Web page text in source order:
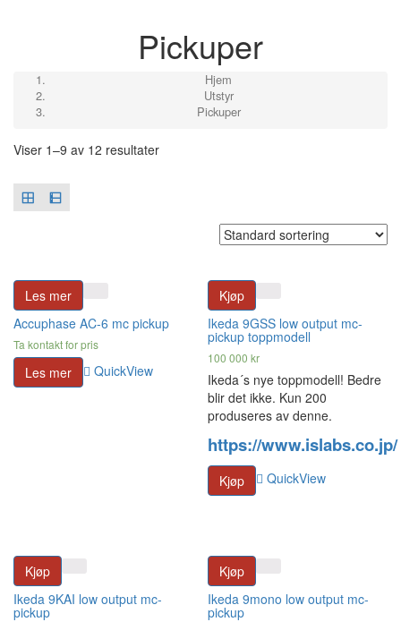
Pickuper
Hjem
Utstyr
Pickuper
Viser 1–9 av 12 resultater
Les mer
Accuphase AC-6 mc pickup
Ta kontakt for pris
Les mer QuickView
Kjøp
Ikeda 9GSS low output mc-
pickup toppmodell
100 000kr
Ikeda´s nye toppmodell! Bedre
blir det ikke. Kun 200
produseres av denne.
https://www.islabs.co.jp/
Kjøp QuickView
Kjøp
Ikeda 9KAI low output mc-
pickup
Kjøp
Ikeda 9mono low output mc-
pickup